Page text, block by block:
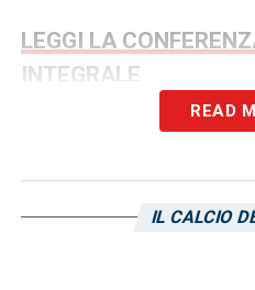
LEGGI LA
INTEGRALE
Ultimissime
LA PLAYLIST DELLE
READ
IL CALCIO